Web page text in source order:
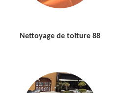
Nettoyage de toiture 88